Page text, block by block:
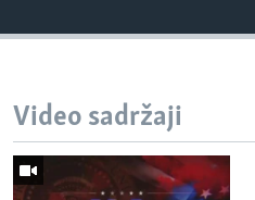
Video sadržaji